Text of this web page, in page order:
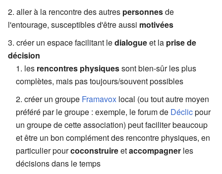
aller à la rencontre des autres personnesde
l'entourage, susceptibles d'être aussi motivées
créer un espace facilitant ledialogueet la prise de
décision
les rencontres physiquessont bien-sûr les plus
complètes, mais pas toujours/souvent possibles
créer un groupe Framavox local (ou tout autre moyen
préféré par le groupe : exemple, le forum de Déclicpour
un groupe de cette association) peut faciliter beaucoup
et être un bon complément des rencontre physiques, en
particulier pourcoconstruireetaccompagner les
décisions dans le temps